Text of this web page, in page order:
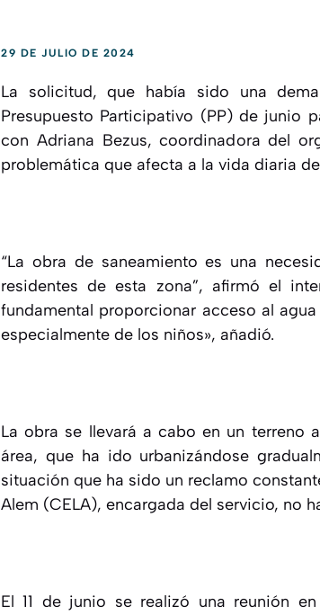
29 DE JULIO DE 2024
La solicitud, que había sido una
Presupuesto Participativo (PP) de junio
con Adriana Bezus, coordinadora del
problemática que afecta a la vida diaria
“La obra de saneamiento es una
residentes de esta zona”, afirmó el
fundamental proporcionar acceso al
especialmente de los niños», añadió.
La obra se llevará a cabo en un terreno
área, que ha ido urbanizándose
situación que ha sido un reclamo
Alem (CELA), encargada del servicio, no
El 11 de junio se realizó una reunión